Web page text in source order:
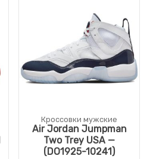
Кроссовки мужские
Air Jordan Jumpman
Two Trey USA —
(DO1925-10241)